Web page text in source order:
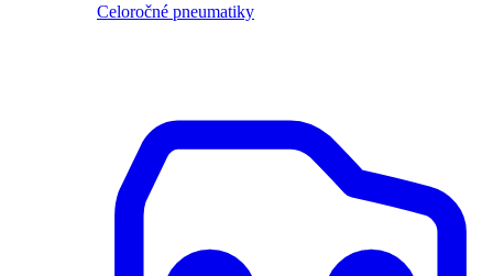
Celoročné pneumatiky